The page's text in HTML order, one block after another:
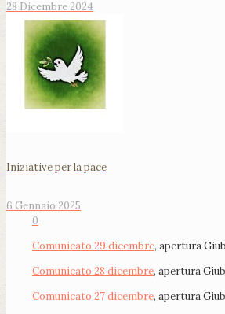
28 Dicembre 2024
Iniziative per la pace
6 Gennaio 2025
0
Comunicato 29 dicembre, apertura
Comunicato 28 dicembre, apertura
Comunicato 27 dicembre, apertura